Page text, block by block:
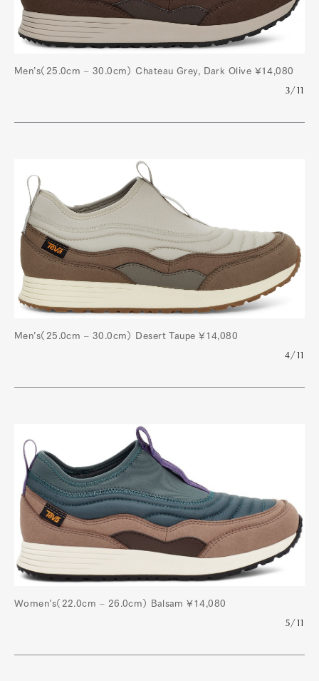
Men’s（25.0cm – 30.0cm） Chateau Grey, Dark Olive ¥14,080
3/11
Men’s（25.0cm – 30.0cm） Desert Taupe ¥14,080
4/11
Women’s（22.0cm – 26.0cm） Balsam ¥14,080
5/11